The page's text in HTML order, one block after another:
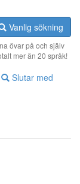
Vanlig sökning
övar på och själv
mer än 20 språk!
Slutar med